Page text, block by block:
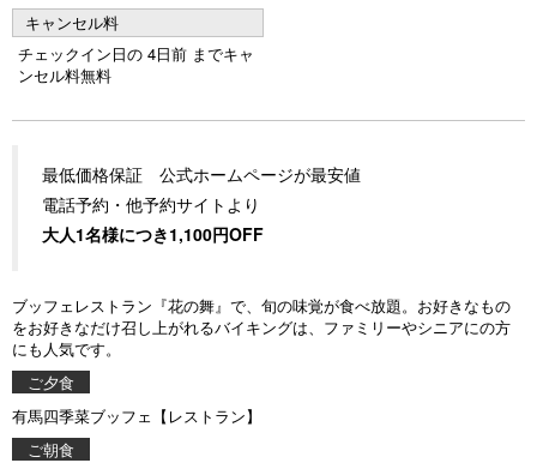
キャンセル料
チェックイン日の 4日前 までキャ
ンセル料無料
最低価格保証 公式ホームページが最安値
電話予約・他予約サイトより
大人1名様につき1,100円OFF
ブッフェレストラン『花の舞』で、旬の味覚が食べ放題。お好きなもの
をお好きなだけ召し上がれるバイキングは、ファミリーやシニアにの方
にも人気です。
ご夕食
有馬四季菜ブッフェ【レストラン】
ご朝食